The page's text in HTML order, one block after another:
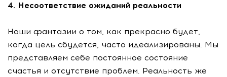
4. Несоответствие ожиданий реальности
Наши фантазии о том, как прекрасно будет,
когда цель сбудется, часто идеализированы. Мы
представляем себе постоянное состояние
счастья и отсутствие проблем. Реальность же